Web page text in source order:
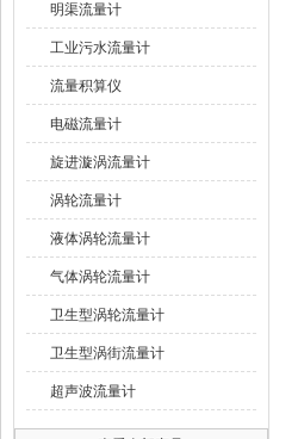
明渠流量计
工业污水流量计
流量积算仪
电磁流量计
旋进漩涡流量计
涡轮流量计
液体涡轮流量计
气体涡轮流量计
卫生型涡轮流量计
卫生型涡街流量计
超声波流量计